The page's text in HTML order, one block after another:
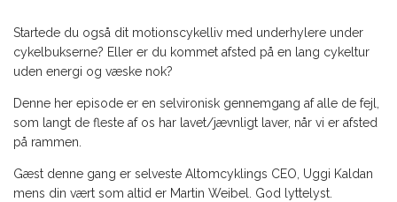
Startede du også dit motionscykelliv med underhylere under
cykelbukserne? Eller er du kommet afsted på en lang cykeltur
uden energi og væske nok?
Denne her episode er en selvironisk gennemgang af alle de fejl,
som langt de fleste af os har lavet/jævnligt laver, når vi er afsted
på rammen.
Gæst denne gang er selveste Altomcyklings CEO, Uggi Kaldan
mens din vært som altid er Martin Weibel. God lyttelyst.